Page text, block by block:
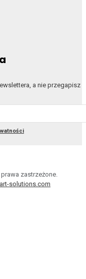
a nie przegapisz
zastrzeżone.
solutions.com